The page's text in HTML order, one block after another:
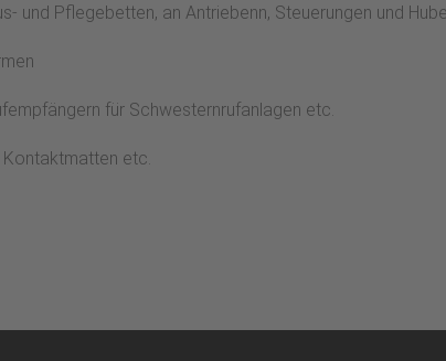
und Pflegebetten, an Antriebenn, Steuerungen und
für Schwesternrufanlagen etc.
etc.